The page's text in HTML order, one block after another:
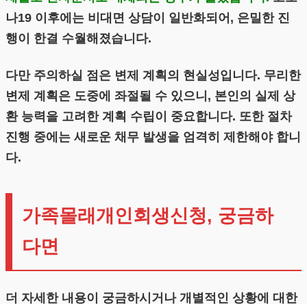
나19 이후에는 비대면 상담이 일반화되어, 은밀한 진
행이 한결 수월해졌습니다.
다만 주의하실 점은 변제 계획의 현실성입니다. 무리한
변제 계획은 도중에 좌절될 수 있으니, 본인의 실제 상
환 능력을 고려한 계획 수립이 중요합니다. 또한 절차
진행 중에는 새로운 채무 발생을 엄격히 제한해야 합니
다.
가족몰래개인회생신청, 궁금하
다면
더 자세한 내용이 궁금하시거나 개별적인 상황에 대한